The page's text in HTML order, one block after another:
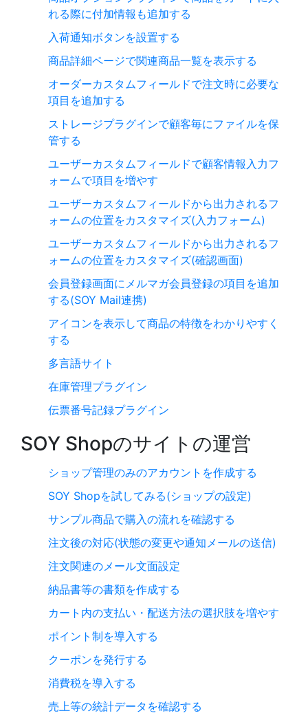
れる際に付加情報も追加する
入荷通知ボタンを設置する
商品詳細ページで関連商品一覧を表示する
オーダーカスタムフィールドで注文時に必要な
項目を追加する
ストレージプラグインで顧客毎にファイルを保
管する
ユーザーカスタムフィールドで顧客情報入力フ
ォームで項目を増やす
ユーザーカスタムフィールドから出力されるフ
ォームの位置をカスタマイズ(入力フォーム)
ユーザーカスタムフィールドから出力されるフ
ォームの位置をカスタマイズ(確認画面)
会員登録画面にメルマガ会員登録の項目を追加
する(SOY Mail連携)
アイコンを表示して商品の特徴をわかりやすく
する
多言語サイト
在庫管理プラグイン
伝票番号記録プラグイン
SOY Shopのサイトの運営
ショップ管理のみのアカウントを作成する
SOY Shopを試してみる(ショップの設定)
サンプル商品で購入の流れを確認する
注文後の対応(状態の変更や通知メールの送信)
注文関連のメール文面設定
納品書等の書類を作成する
カート内の支払い・配送方法の選択肢を増やす
ポイント制を導入する
クーポンを発行する
消費税を導入する
売上等の統計データを確認する